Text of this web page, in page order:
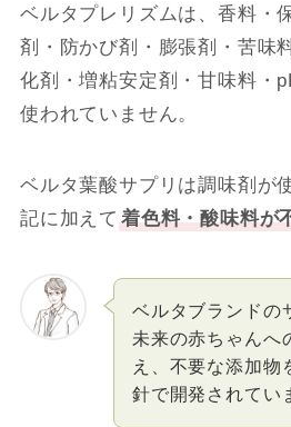
ベルタプレリズムは、香料・
剤・防かび剤・膨張剤・苦味
化剤・増粘安定剤・甘味料・
使われていません。
ベルタ葉酸サプリは調味剤が
記に加えて 着色料・酸味料が
ベルタブランドの
未来の赤ちゃんへ
え、不要な添加物
針で開発されてい